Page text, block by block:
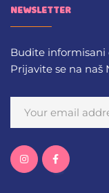
NEWSLETTER
Budite
Prijavite se na naš